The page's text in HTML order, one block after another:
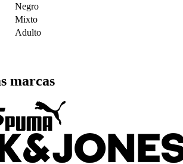
Negro
Mixto
Adulto
marcas